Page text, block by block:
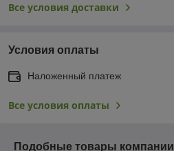
Все условия доставки
Условия оплаты
Наложенный платеж
Все условия оплаты
Подобные товары компании